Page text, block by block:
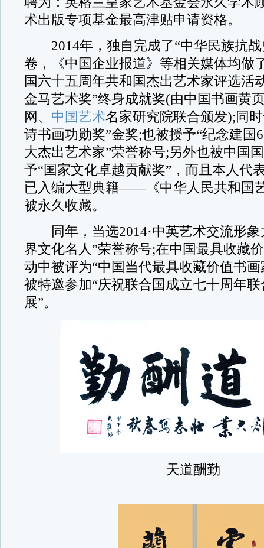
术出版专项基金最高津贴申请资格。
2014年，独自完成了“中华民族抗战
卷，《中国企业报道》等相关媒体均做
国六十五周年共和国杰出艺术家评选活
金马艺术奖”终身成就奖(由中国书画黄
网、 中国艺术名家研究院联合颁发);同
诗书画功勋奖”金奖;也被授予“纪念建国
大杰出艺术家”荣誉称号;另外也被中国
予“国家文化卓越贡献奖”，而且本人代
已入编大型典籍——《中华人民共和国
被永久收藏。
同年，当选2014·中英艺术交流形象
界文化名人”荣誉称号;在中国最具收藏
动中被评为“中国当代最具收藏价值书
被特邀参加“庆祝联合国成立七十周年
展”。
天道酬勤